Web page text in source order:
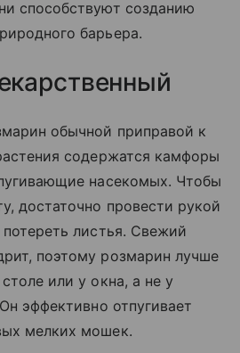
способствуют созданию
барьера.
обычной приправой к
содержатся камфоры
насекомых. Чтобы
достаточно провести рукой
потереть листья. Свежий
поэтому розмарин лучше
или у окна, а не у
эффективно отпугивает
мелких мошек.